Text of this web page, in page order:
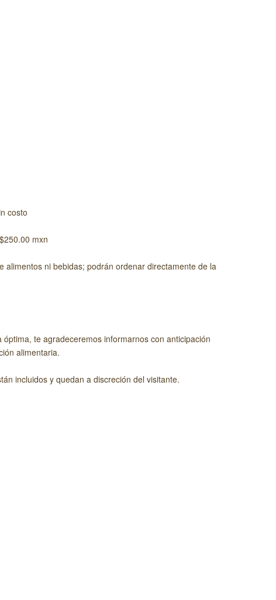
costo
mxn
alimentos ni bebidas; podrán ordenar directamente de la
óptima, te agradeceremos informarnos con anticipación
alimentaria.
incluidos y quedan a discreción del visitante.